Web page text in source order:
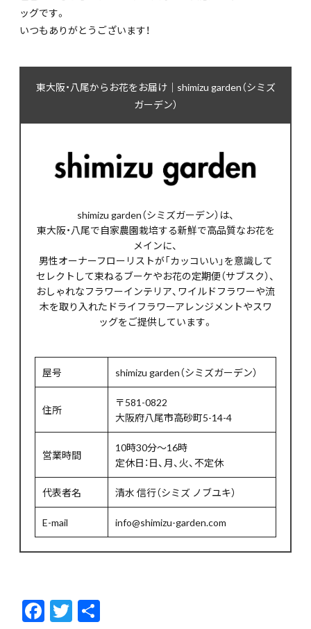
ッグです。
いつもありがとうございます！
東大阪・八尾からお花をお届け｜shimizu garden（シミズ
ガーデン）
shimizu garden（シミズガーデン）は、
東大阪・八尾で自家農園栽培する新鮮で高品質なお花を
メインに、
男性オーナーフローリストが「カッコいい」を意識して
セレクトして束ねるブーケやお花の定期便（サブスク）、
おしゃれなフラワーインテリア、ワイルドフラワーや流
木を取り入れたドライフラワーアレンジメントやスワ
ッグをご提供しています。
屋号 shimizu garden（シミズガーデン）
住所
〒581-0822
大阪府八尾市高砂町5-14-4
営業時間
10時30分～16時
定休日：日、月、火、不定休
代表者名 清水 信行（シミズ ノブユキ）
E-mail info@shimizu-garden.com
F T